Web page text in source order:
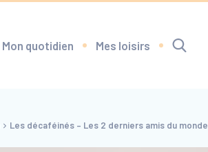
Mon quotidien Mes loisirs
Les décaféinés – Les 2 derniers amis du monde